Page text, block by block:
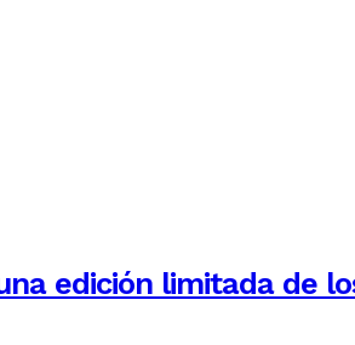
edición limitada de